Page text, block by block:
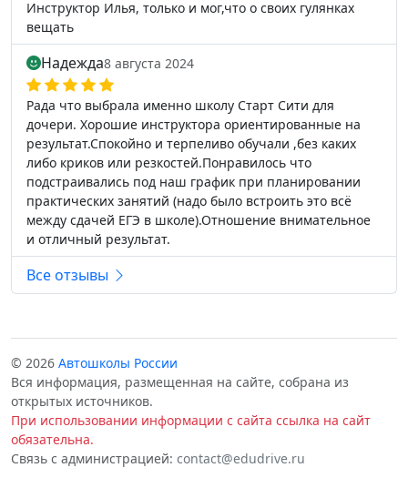
Инструктор Илья, только и мог,что о своих гулянках
вещать
Надежда8 августа 2024
Рада что выбрала именно школу Старт Сити для
дочери. Хорошие инструктора ориентированные на
результат.Спокойно и терпеливо обучали ,без каких
либо криков или резкостей.Понравилось что
подстраивались под наш график при планировании
практических занятий (надо было встроить это всё
между сдачей ЕГЭ в школе).Отношение внимательное
и отличный результат.
Все отзывы
© 2026 Автошколы России
Вся информация, размещенная на сайте, собрана из
открытых источников.
При использовании информации с сайта ссылка на сайт
обязательна.
Связь с администрацией: contact@edudrive.ru